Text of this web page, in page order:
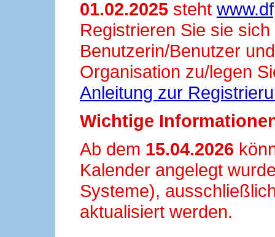
01.02.2025 steht
Registrieren Sie sie
Benutzerin/Benutzer
Organisation zu/legen
Anleitung zur
Wichtige
Ab dem 15.04.2026
Kalender angelegt
Systeme),
aktualisiert werden.